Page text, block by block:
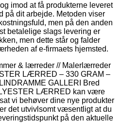
imod at få produkterne leveret
på dit arbejde. Metoden viser
men på den anden
betalelige slags levering er
men dette står og falder
af e-firmaets hjemsted.
& lærreder // Malerlærreder
LÆRRED – 330 GRAM –
GALLERI Bred
LÆRRED kan være
vi behøver dine nye produkter
det utvivlsomt væsentligt at du
på den aktuelle